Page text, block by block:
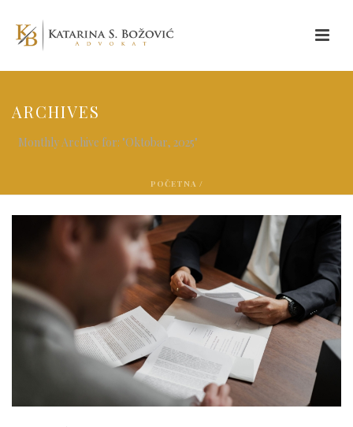
ARCHIVES
Monthly Archive for: "Oktobar, 2025"
POČETNA /